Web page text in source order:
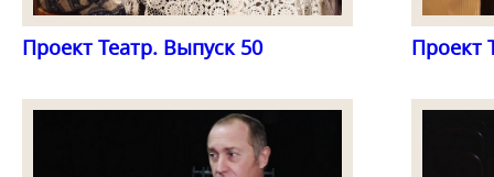
Проект Театр. Выпуск 50 Проект